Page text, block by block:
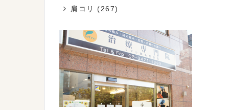
肩コリ
(267)